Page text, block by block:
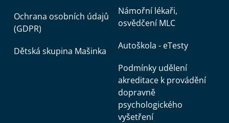
Ochrana osobních údajů
(GDPR)
Dětská skupina Mašinka
Námořní lékaři,
osvědčení MLC
Autoškola - eTesty
Podmínky udělení
akreditace k provádění
dopravně
psychologického
vyšetření